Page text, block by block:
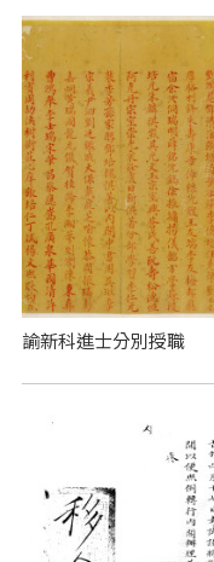
諭新科進士分別授職